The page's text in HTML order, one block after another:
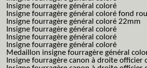
Insigne fourragère général coloré
Insigne fourragère général coloré fond
Insigne fourragère général coloré 22mm
Insigne fourragère général coloré
Insigne fourragère général coloré
Insigne fourragère général coloré
Medaillon insigne fourragère général
Insigne fourragère canon à droite